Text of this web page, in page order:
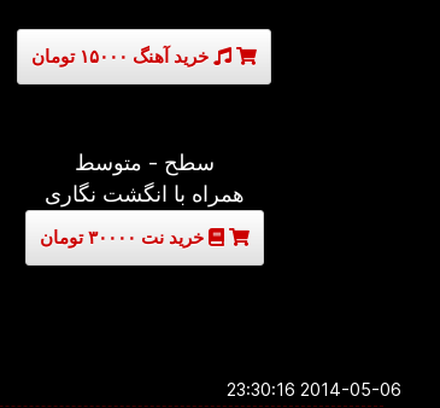
خرید آهنگ ۱۵۰۰۰ تومان
سطح - متوسط
همراه با انگشت نگاری
خرید نت ۳۰۰۰۰ تومان
2014-05-06 23:30:16